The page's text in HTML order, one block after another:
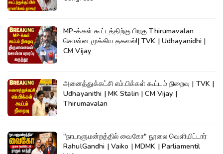
MP-க்கள் கூட்டத்திற்கு பிறகு Thirumavalan
சொன்ன முக்கிய தகவல்!| TVK | Udhayanidhi |
CM Vijay
அனைத்துக்கட்சி எம்.பிக்கள் கூட்டம் நிறைவு | TVK |
Udhayanithi | MK Stalin | CM Vijay |
Thirumavalan
"நாடாளுமன்றத்தில் வைகோ" நூலை வெளியிட்டார்
RahulGandhi | Vaiko | MDMK | Parliamentil